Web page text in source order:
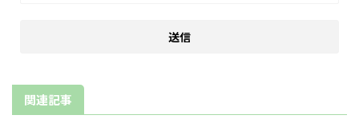
関連記事